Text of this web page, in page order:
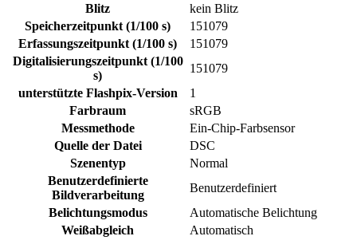
Blitz
kein Blitz
Speicherzeitpunkt (1/100 s)
151079
Erfassungszeitpunkt (1/100 s)
151079
Digitalisierungszeitpunkt (1/100
s)
151079
unterstützte Flashpix-Version
1
Farbraum
sRGB
Messmethode
Ein-Chip-Farbsensor
Quelle der Datei
DSC
Szenentyp
Normal
Benutzerdefinierte
Bildverarbeitung
Benutzerdefiniert
Belichtungsmodus
Automatische Belichtung
Weißabgleich
Automatisch